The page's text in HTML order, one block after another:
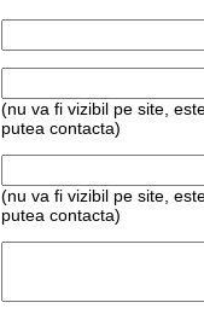
(nu va fi vizibil pe site,
putea contacta)
(nu va fi vizibil pe site,
putea contacta)